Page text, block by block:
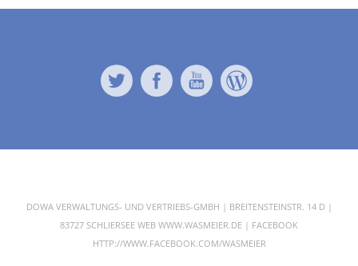
Twitter FacebookYouTube
DOWA VERWALTUNGS- UND VERTRIEBS-GMBH | BREITENSTEINSTR. 14 D |
83727 SCHLIERSEE WEB WWW.WASMEIER.DE | FACEBOOK
HTTP://WWW.FACEBOOK.COM/WASMEIER